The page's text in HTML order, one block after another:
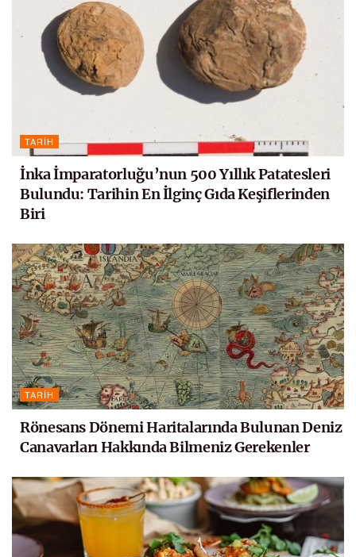
TARIH
İnka İmparatorluğu’nun 500 Yıllık Patatesleri
Bulundu: Tarihin En İlginç Gıda Keşiflerinden
Biri
TARIH
Rönesans Dönemi Haritalarında Bulunan Deniz
Canavarları Hakkında Bilmeniz Gerekenler